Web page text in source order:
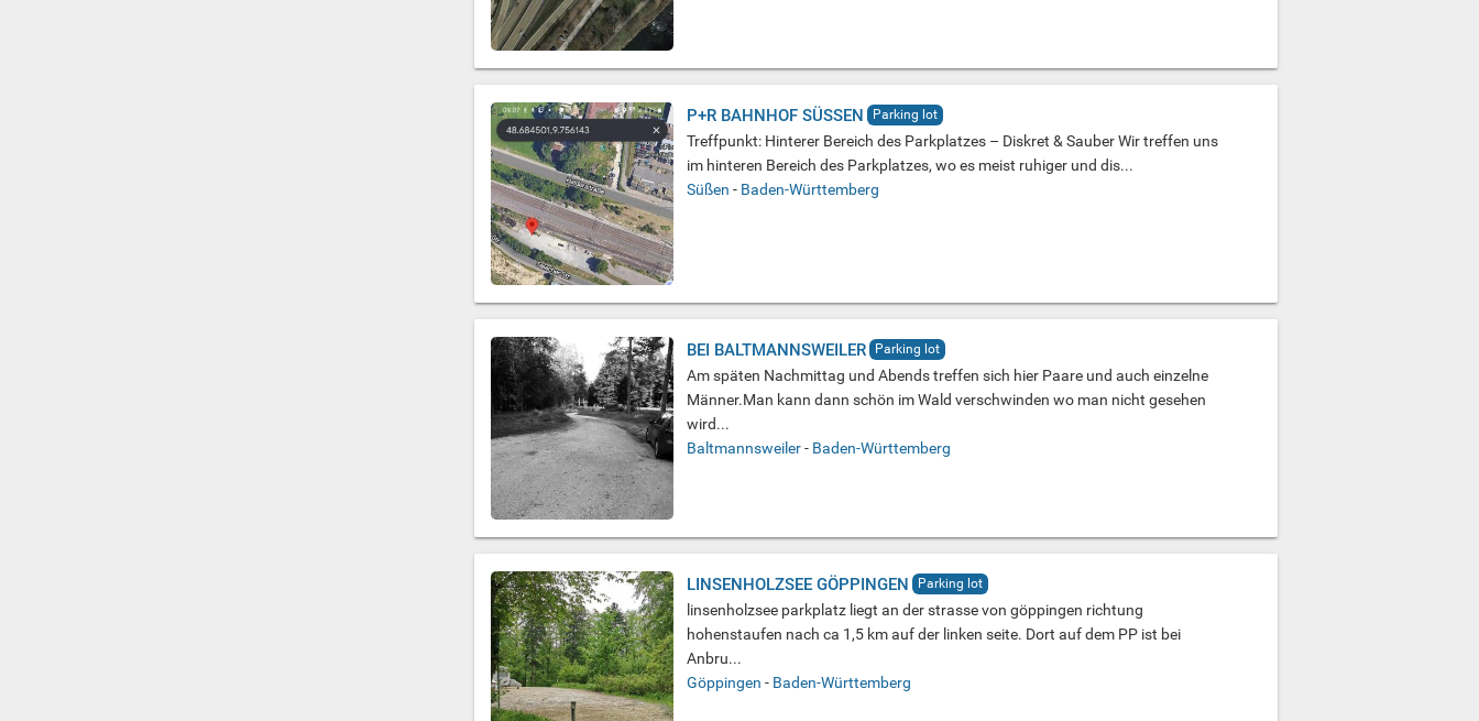
P+R BAHNHOF SÜSSEN Parking lot
Treffpunkt: Hinterer Bereich des Parkplatzes – Diskret & Sauber Wir treffen uns
im hinteren Bereich des Parkplatzes, wo es meist ruhiger und dis...
Süßen - Baden-Württemberg
BEI BALTMANNSWEILER Parking lot
Am späten Nachmittag und Abends treffen sich hier Paare und auch einzelne
Männer.Man kann dann schön im Wald verschwinden wo man nicht gesehen
wird...
Baltmannsweiler- Baden-Württemberg
LINSENHOLZSEE GÖPPINGEN Parking lot
linsenholzsee parkplatz liegt an der strasse von göppingen richtung
hohenstaufen nach ca 1,5 km auf der linken seite. Dort auf dem PP ist bei
Anbru...
Göppingen - Baden-Württemberg